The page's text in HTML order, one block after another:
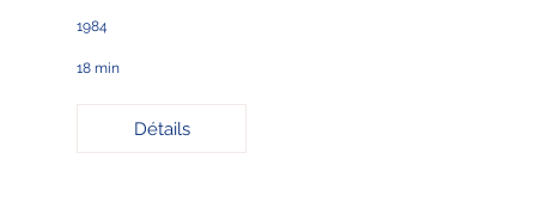
1984
18 min
Détails